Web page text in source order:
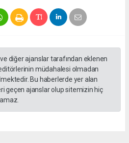
diğer ajanslar tarafından eklenen
müdahalesi olmadan
Bu haberlerde yer alan
geçen ajanslar olup sitemizin hiç